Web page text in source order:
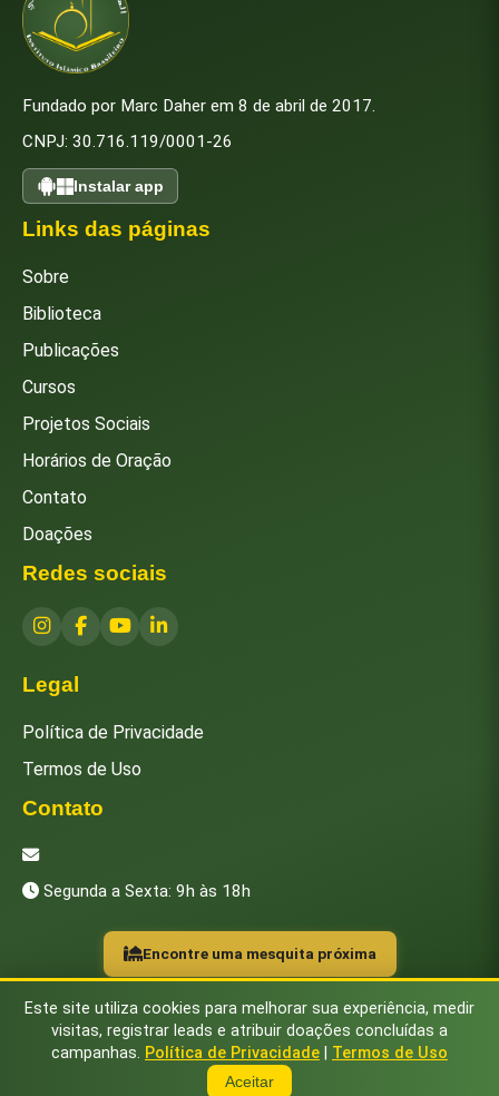
Fundado por Marc Daher em 8 de abril de 2017.
CNPJ: 30.716.119/0001-26
Instalar app
Links das páginas
Sobre
Biblioteca
Publicações
Cursos
Projetos Sociais
Horários de Oração
Contato
Doações
Redes sociais
Legal
Política de Privacidade
Termos de Uso
Contato
Segunda a Sexta: 9h às 18h
Encontre uma mesquita próxima
© 2026 Instituto Islâmico Brasileiro. Todos os direitos
reservados.
Este site utiliza cookies para melhorar sua experiência, medir
visitas, registrar leads e atribuir doações concluídas a
campanhas. Política de Privacidade Termos de Uso
Aceitar